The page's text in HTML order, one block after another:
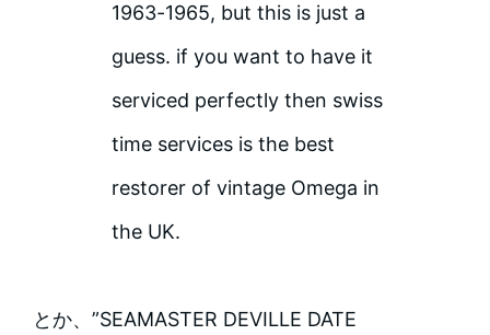
1963-1965, but this is just a
guess. if you want to have it
serviced perfectly then swiss
time services is the best
restorer of vintage Omega in
the UK.
とか、”SEAMASTER DEVILLE DATE